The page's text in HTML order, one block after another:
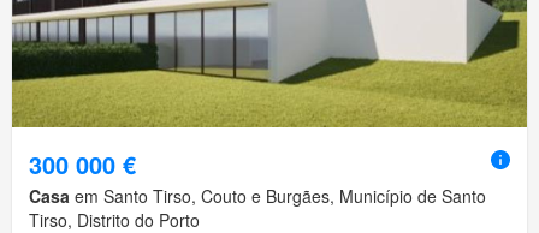
300 000 €
Casa em Santo Tirso, Couto e Burgães, Município de Santo
Tirso, Distrito do Porto